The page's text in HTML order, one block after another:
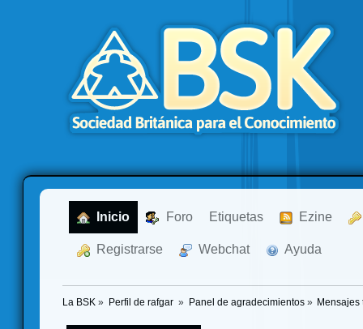
Inicio Foro Etiquetas Ezine
Registrarse Webchat Ayuda
La BSK » Perfil de rafgar » Panel de agradecimientos» Mensajes